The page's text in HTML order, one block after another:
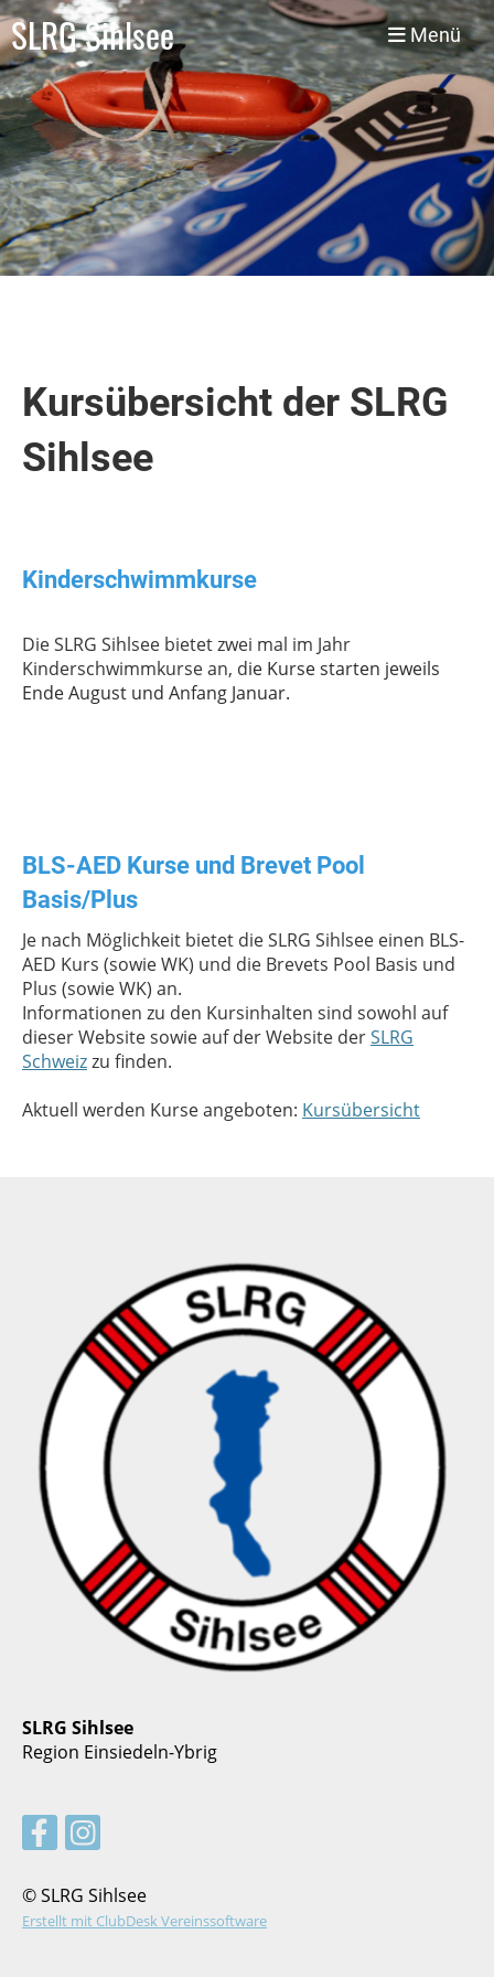
SLRG Sihlsee Menü
Kursübersicht der SLRG
Sihlsee
Kinderschwimmkurse
Die SLRG Sihlsee bietet zwei mal im Jahr
Kinderschwimmkurse an, die Kurse starten jeweils
Ende August und Anfang Januar.
BLS-AED Kurse und Brevet Pool
Basis/Plus
Je nach Möglichkeit bietet die SLRG Sihlsee einen BLS-
AED Kurs (sowie WK) und die Brevets Pool Basis und
Plus (sowie WK) an.
Informationen zu den Kursinhalten sind sowohl auf
dieser Website sowie auf der Website derSLRG
Schweizzu finden.
Aktuell werden Kurse angeboten: Kursübersicht
SLRG Sihlsee
Region Einsiedeln-Ybrig
© SLRG Sihlsee
Erstellt mit ClubDesk Vereinssoftware